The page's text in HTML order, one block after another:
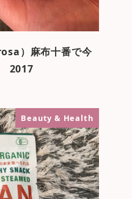
）麻布十番で今
2017
Beauty & Health